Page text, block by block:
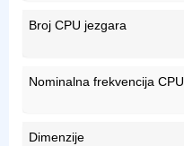
Broj CPU jezgara
Nominalna frekvencija CPU
Dimenzije